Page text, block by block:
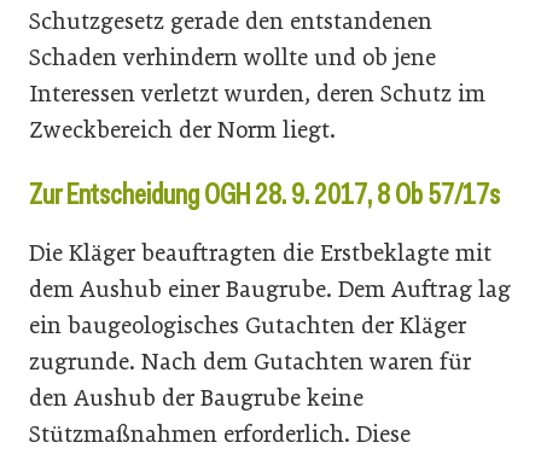
Schutzgesetz gerade den entstandenen
Schaden verhindern wollte und ob jene
Interessen verletzt wurden, deren Schutz im
Zweckbereich der Norm liegt.
Zur Entscheidung OGH 28. 9. 2017, 8 Ob 57/17s
Die Kläger beauftragten die Erstbeklagte mit
dem Aushub einer Baugrube. Dem Auftrag lag
ein baugeologisches Gutachten der Kläger
zugrunde. Nach dem Gutachten waren für
den Aushub der Baugrube keine
Stützmaßnahmen erforderlich. Diese